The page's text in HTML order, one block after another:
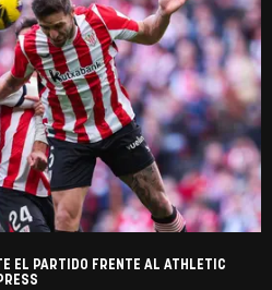
EL PARTIDO FRENTE AL ATHLETIC